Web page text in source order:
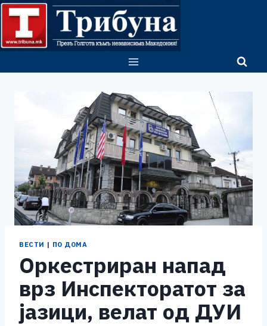
Skip
content
ВЕСТИ | ПО ДОМА
Оркестриран напад
врз Инспекторатот за
јазици, велат од ДУИ